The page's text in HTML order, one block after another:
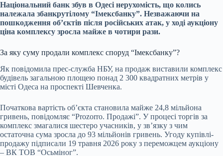
Національний банк збув в Одесі нерухомість, що колись
належала збанкрутілому “Імексбанку”. Незважаючи на
пошкодження об’єктів після російських атак, у ході аукціону
ціна комплексу зросла майже в чотири рази.
За яку суму продали комплекс споруд “Імексбанку”?
Як повідомила прес-служба НБУ, на продаж виставили комплекс
будівель загальною площею понад 2 300 квадратних метрів у
місті Одеса на проспекті Шевченка.
Початкова вартість об’єкта становила майже 24,8 мільйона
гривень, повідомляє “Prozorro. Продажі”. У процесі торгів за
комплекс змагалися шестеро учасників, у зв’язку з чим
остаточна сума зросла до 93 мільйонів гривень. Угоду купівлі-
продажу підписали 19 травня 2026 року з переможцем аукціону
– ВК ТОВ “Осьміног”.